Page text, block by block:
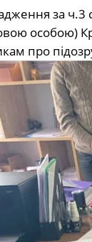
за ч.3
особою)
про